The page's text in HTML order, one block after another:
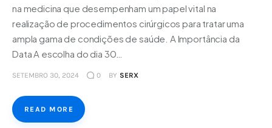
na medicina que desempenham um papel vital na
realização de procedimentos cirúrgicos para tratar uma
ampla gama de condições de saúde. A Importância da
Data A escolha do dia 30…
SETEMBRO 30, 2024 0 BY SERX
READ MORE